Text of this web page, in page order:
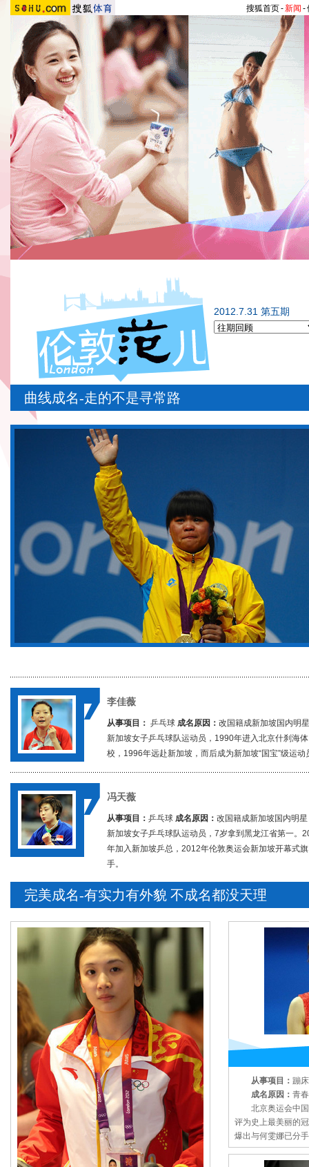
搜狐首页-新闻 -
2012.7.31 第五期
曲线成名-走的不是寻常路
李佳薇
从事项目： 乒乓球 成名原因： 改国籍成新加坡国内明星
新加坡女子乒乓球队运动员，1990年进入北京什刹海体
校，1996年远赴新加坡，而后成为新加坡“国宝”级运动
冯天薇
从事项目： 乒乓球 成名原因： 改国籍成新加坡国内明星
新加坡女子乒乓球队运动员，7岁拿到黑龙江省第一。
年加入新加坡乒总，2012年伦敦奥运会新加坡开幕式旗
手。
完美成名-有实力有外貌 不成名都没天理
从事项目： 蹦床
成名原因： 青
北京奥运会中国
评为史上最美丽的
爆出与何雯娜已分